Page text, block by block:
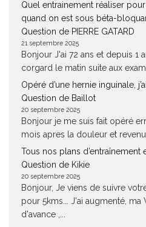
Quel entrainement réaliser
quand on est sous béta-
Question de PIERRE GATARD
21 septembre 2025
Bonjour J'ai 72 ans et depuis 1
corgard le matin suite aux
Opéré d’une hernie inguinale,
Question de Baillot
20 septembre 2025
Bonjour je me suis fait opéré
mois apres la douleur et
Tous nos plans d’entraînement
Question de Kikie
20 septembre 2025
Bonjour, Je viens de suivre
pour 5kms... J'ai augmenté, ma
d'avance ,...